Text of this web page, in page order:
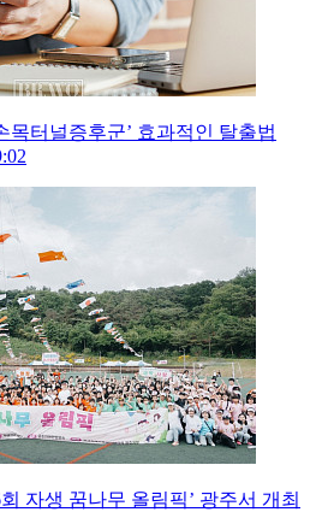
목터널증후군’ 효과적인 탈출법
자생 꿈나무 올림픽’ 광주서 개최